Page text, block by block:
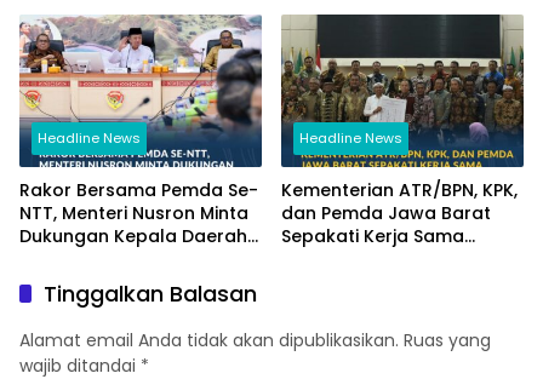
Pandang Masyarakat
NTT
Headline News
Rakor Bersama Pemda Se-
NTT, Menteri Nusron Minta
Dukungan Kepala Daerah
Layanan Pertanahan
Headline News
Kementerian ATR/BPN, KPK,
dan Pemda Jawa Barat
Sepakati Kerja Sama
Tinggalkan Balasan
Alamat email Anda tidak akan dipublikasikan. Ruas yang
wajib ditandai *